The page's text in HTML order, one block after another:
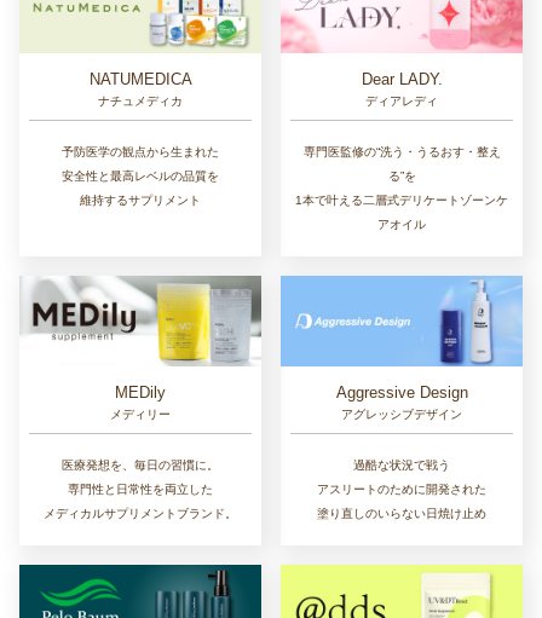
NATUMEDICA
ナチュメディカ
予防医学の観点から生まれた
安全性と最高レベルの品質を
維持するサプリメント
Dear LADY.
ディアレディ
専門医監修の“洗う・うるおす・整え
る”を
1本で叶える二層式デリケートゾーンケ
アオイル
MEDily
メディリー
医療発想を、毎日の習慣に。
専門性と日常性を両立した
メディカルサプリメントブランド。
Aggressive Design
アグレッシブデザイン
過酷な状況で戦う
アスリートのために開発された
塗り直しのいらない日焼け止め